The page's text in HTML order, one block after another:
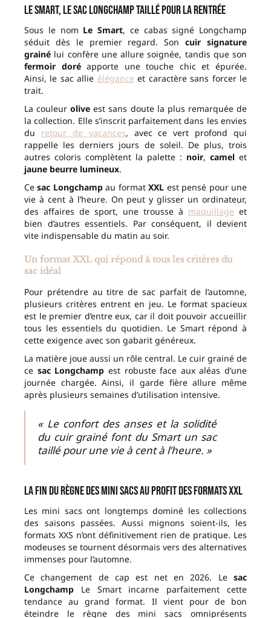
Le Smart, le sac Longchamp taillé pour la rentrée
Sous le nom Le Smart, ce cabas signé Longchamp
séduit dès le premier regard. Soncuir signature
grainé lui confère une allure soignée, tandis que son
fermoir doréapporte une touche chic et épurée.
Ainsi, le sac allie élégance et caractère sans forcer le
trait.
La couleurolive est sans doute la plus remarquée de
la collection. Elle s’inscrit parfaitement dans les envies
du retour de vacances, avec ce vert profond qui
rappelle les derniers jours de soleil. De plus, trois
autres coloris complètent la palette : noir, camel et
jaune beurre lumineux.
Cesac Longchampau formatXXL est pensé pour une
vie à cent à l’heure. On peut y glisser un ordinateur,
des affaires de sport, une trousse à maquillage et
bien d’autres essentiels. Par conséquent, il devient
vite indispensable du matin au soir.
Un format XXL qui répond à tous les critères du
sac idéal
Pour prétendre au titre de sac parfait de l’automne,
plusieurs critères entrent en jeu. Le format spacieux
est le premier d’entre eux, car il doit pouvoir accueillir
tous les essentiels du quotidien. Le Smart répond à
cette exigence avec son gabarit généreux.
La matière joue aussi un rôle central. Le cuir grainé de
ce sac Longchamp est robuste face aux aléas d’une
journée chargée. Ainsi, il garde fière allure même
après plusieurs semaines d’utilisation intensive.
« Le confort des anses et la solidité
du cuir grainé font du Smart un sac
taillé pour une vie à cent à l’heure. »
La fin du règne des mini sacs au profit des formats XXL
Les mini sacs ont longtemps dominé les collections
des saisons passées. Aussi mignons soient-ils, les
formats XXS n’ont définitivement rien de pratique. Les
modeuses se tournent désormais vers des alternatives
immenses pour l’automne.
Ce changement de cap est net en 2026. Le sac
Longchamp Le Smart incarne parfaitement cette
tendance au grand format. Il vient pour de bon
éteindre le règne des mini sacs omniprésents